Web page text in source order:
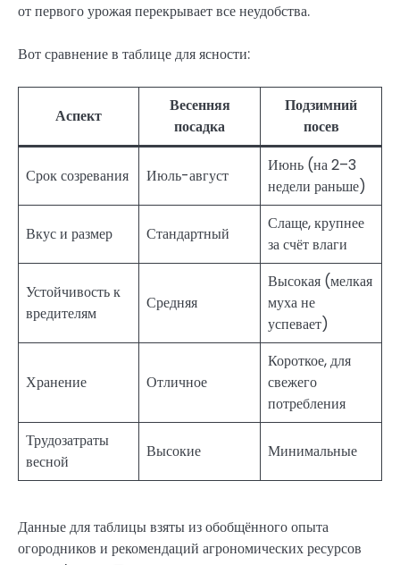
от первого урожая перекрывает все неудобства.
Вот сравнение в таблице для ясности:
Аспект
Весенняя
посадка
Подзимний
посев
Срок созревания Июль-август
Июнь (на 2–3
недели раньше)
Вкус и размер Стандартный
Слаще, крупнее
за счёт влаги
Устойчивость к
вредителям
Средняя
Высокая (мелкая
муха не
успевает)
Хранение Отличное
Короткое, для
свежего
потребления
Трудозатраты
весной
Высокие Минимальные
Данные для таблицы взяты из обобщённого опыта
огородников и рекомендаций агрономических ресурсов